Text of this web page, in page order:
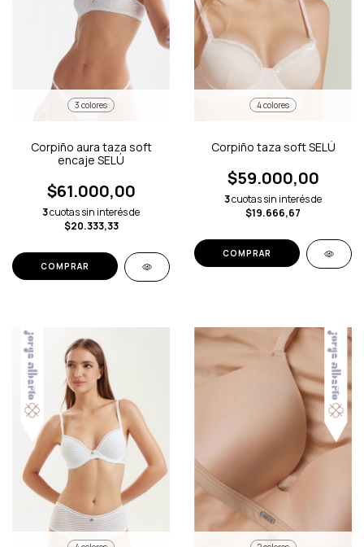
3 colores
Corpiño aura taza soft
encaje SELÚ
$61.000,00
3cuotas sin interés de
$20.333,33
COMPRAR
4 colores
Corpiño taza soft SELÚ
$59.000,00
3cuotas sin interés de
$19.666,67
COMPRAR